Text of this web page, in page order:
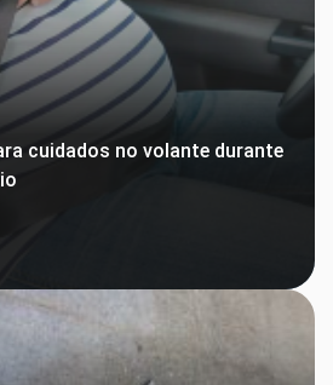
cuidados no volante durante